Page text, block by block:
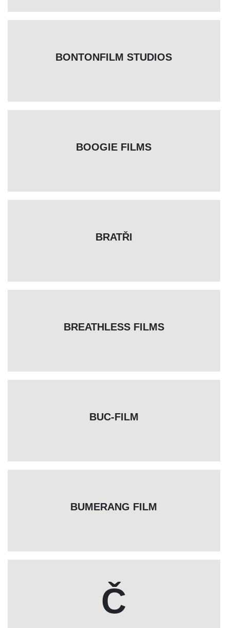
BONTONFILM STUDIOS
BOOGIE FILMS
BRATŘI
BREATHLESS FILMS
BUC-FILM
BUMERANG FILM
Č